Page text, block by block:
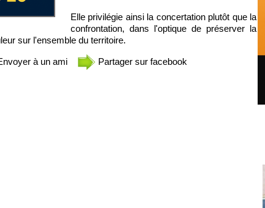
Elle privilégie ainsi la concertation plutôt que la
confrontation, dans l'optique de préserver la
sur l'ensemble du territoire.
à un ami Partager sur facebook